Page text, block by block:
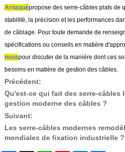
Arnaquépropose des serre-câbles plats de
stabilité, la précision et les performances
de câblage. Pour toute demande de
spécifications ou conseils en matière
nouspour discuter de la manière dont ces
besoins en matière de gestion des câbles.
Précédent:
Qu'est-ce qui fait des serre-
gestion moderne des câbles ?
Suivant:
Les serre-câbles modernes
mondiales de fixation industrielle ?